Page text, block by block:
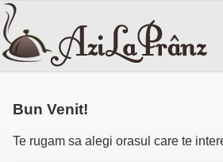
Bun Venit!
Te rugam sa alegi orasul care te